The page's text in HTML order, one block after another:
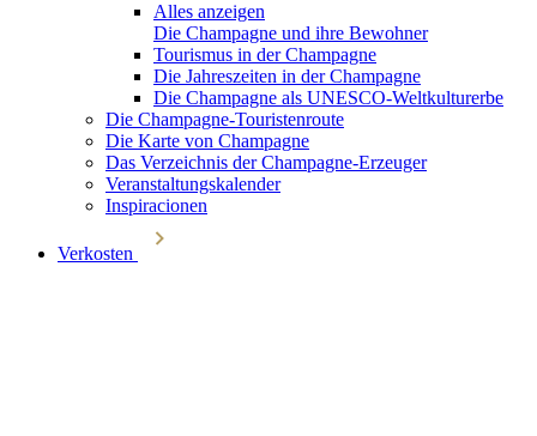
Alles anzeigen
Die Champagne und ihre Bewohner
Tourismus in der Champagne
Die Jahreszeiten in der Champagne
Die Champagne als UNESCO-Weltkulturerbe
Die Champagne-Touristenroute
Die Karte von Champagne
Das Verzeichnis der Champagne-Erzeuger
Veranstaltungskalender
Inspiracionen
Verkosten